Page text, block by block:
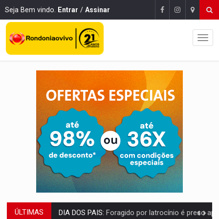
Seja Bem vindo. Entrar / Assinar
ÚLTIMAS DIA DOS PAIS: Foragido por latrocínio é preso após levar filho de dois anos